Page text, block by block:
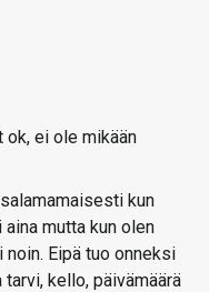
ok, ei ole mikään
kun
mutta kun olen
Eipä tuo onneksi
kello, päivämäärä